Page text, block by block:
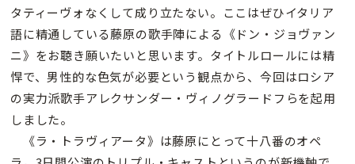
タティーヴォなくして成り立たない。ここはぜひイタリア
語に精通している藤原の歌手陣による《ドン・ジョヴァン
ニ》をお聴き願いたいと思います。タイトルロールには精
悍で、男性的な色気が必要という観点から、今回はロシア
の実力派歌手アレクサンダー・ヴィノグラードフらを起用
しました。
《ラ・トラヴィアータ》は藤原にとって十八番のオペ